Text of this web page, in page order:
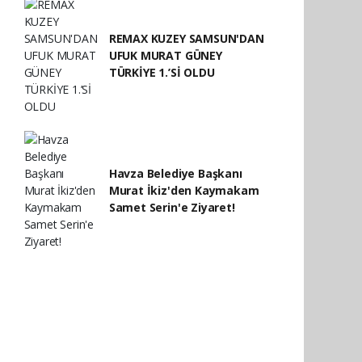
REMAX KUZEY SAMSUN'DAN
UFUK MURAT GÜNEY
TÜRKİYE 1.’Sİ OLDU
Havza Belediye Başkanı
Murat İkiz'den Kaymakam
Samet Serin'e Ziyaret!